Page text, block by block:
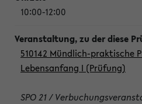
10:00-12:00
510142 Mündlich-praktische
Lebensanfang I (Prüfung)
SPO 21 /